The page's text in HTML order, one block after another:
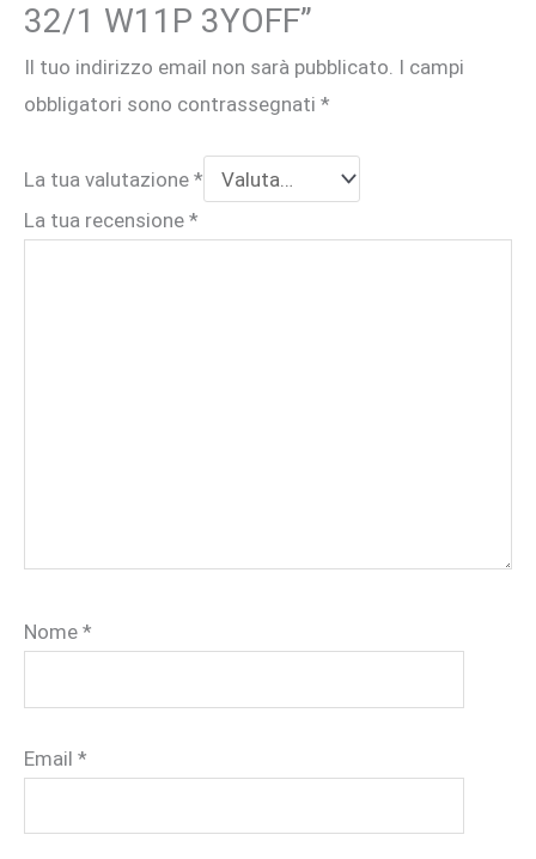
32/1 W11P 3YOFF”
Il tuo indirizzo email non sarà pubblicato. I campi
obbligatori sono contrassegnati *
La tua valutazione *
La tua recensione *
Nome *
Email *